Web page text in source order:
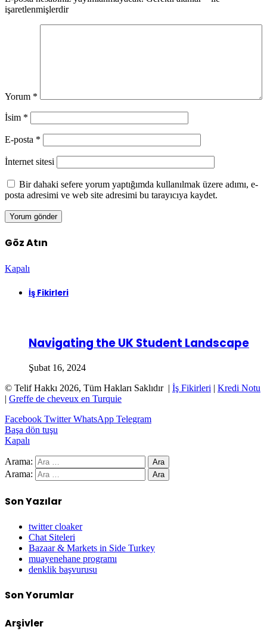
işaretlenmişlerdir
Yorum *
İsim *
E-posta *
İnternet sitesi
Bir dahaki sefere yorum yaptığımda kullanılmak üzere adımı, e-
posta adresimi ve web site adresimi bu tarayıcıya kaydet.
Göz Atın
Kapalı
İş Fikirleri
Navigating the UK Student Landscape
Şubat 16, 2024
© Telif Hakkı 2026, Tüm Hakları Saklıdır | İş Fikirleri
Kredi Notu
Greffe de cheveux en Turquie
Facebook Twitter WhatsApp Telegram
Başa dön tuşu
Kapalı
Arama:
Arama:
Son Yazılar
twitter cloaker
Chat Siteleri
Bazaar & Markets in Side Turkey
muayenehane programı
denklik başvurusu
Son Yorumlar
Arşivler